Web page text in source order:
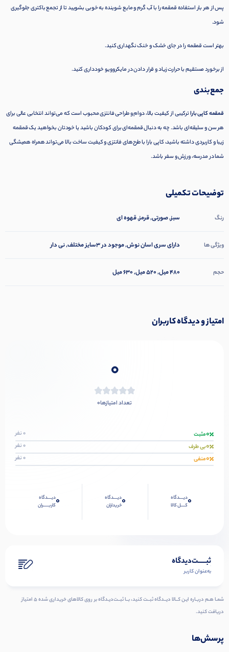
پس از هر بار استفاده قمقمه را با آب گرم و مایع شوینده به خوبی بشویید تا از تجمع باکتری جلوگیری
شود.
بهتر است قمقمه را در جای خشک و خنک نگهداری کنید.
از برخورد مستقیم با حرارت زیاد و قرار دادن در مایکروویو خودداری کنید.
جمع‌بندی
قمقمه کاپی باراترکیبی از کیفیت بالا، دوام و طراحی فانتزی محبوب است که می‌تواند انتخابی عالی برای
هر سن و سلیقه‌ای باشد. چه به دنبال قمقمه‌ای برای کودکان باشید یا خودتان بخواهید یک قمقمه
زیبا و کاربردی داشته باشید، کاپی بارا با طرح‌های فانتزی و کیفیت ساخت بالا می‌تواند همراه همیشگی
شما در مدرسه، ورزش و سفر باشد.
توضیحات تکمیلی
رنگ سبز, صورتی, قرمز, قهوه ای
ویژگی ها دارای سری اسان نوش, موجود در 3سایز مختلف, نی دار
حجم 480 میل ,520 میل ,630 میل
امتیاز و دیدگاه کاربران
0
تعداد امتیازها0
0مثبت 0 نفر
0بی طرف 0 نفر
0منفی 0 نفر
0دیــــدگاه
کــــل کالا
0دیــــدگاه
خریداران
0دیــــدگاه
کاربـــــران
ثبـــــت‌دیدگاه
به‌عنوان کاربر
شمـا هـم دربـاره ایـن کــالا دیــدگاه ثبــت کنید، بــا ثبــت‌دیـدگاه بر روی کالاهای خریداری شده ۵ امتیاز
دریافت کنید.
پرسش‌ها